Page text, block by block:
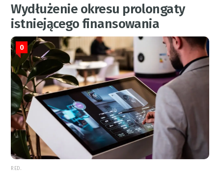
Wydłużenie okresu prolongaty
istniejącego finansowania
0
RED.